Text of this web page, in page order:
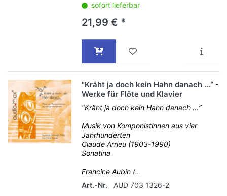
sofort lieferbar
21,99 € *
"Kräht ja doch kein Hahn danach …“ -
Werke für Flöte und Klavier
"Kräht ja doch kein Hahn danach …“
Musik von Komponistinnen aus vier
Jahrhunderten
Claude Arrieu (1903-1990)
Sonatina
Francine Aubin (...
Art.-Nr.
AUD 703 1326-2